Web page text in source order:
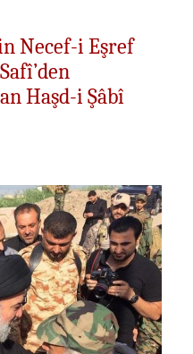
Necef-i Eşref
Haşd-i Şâbî